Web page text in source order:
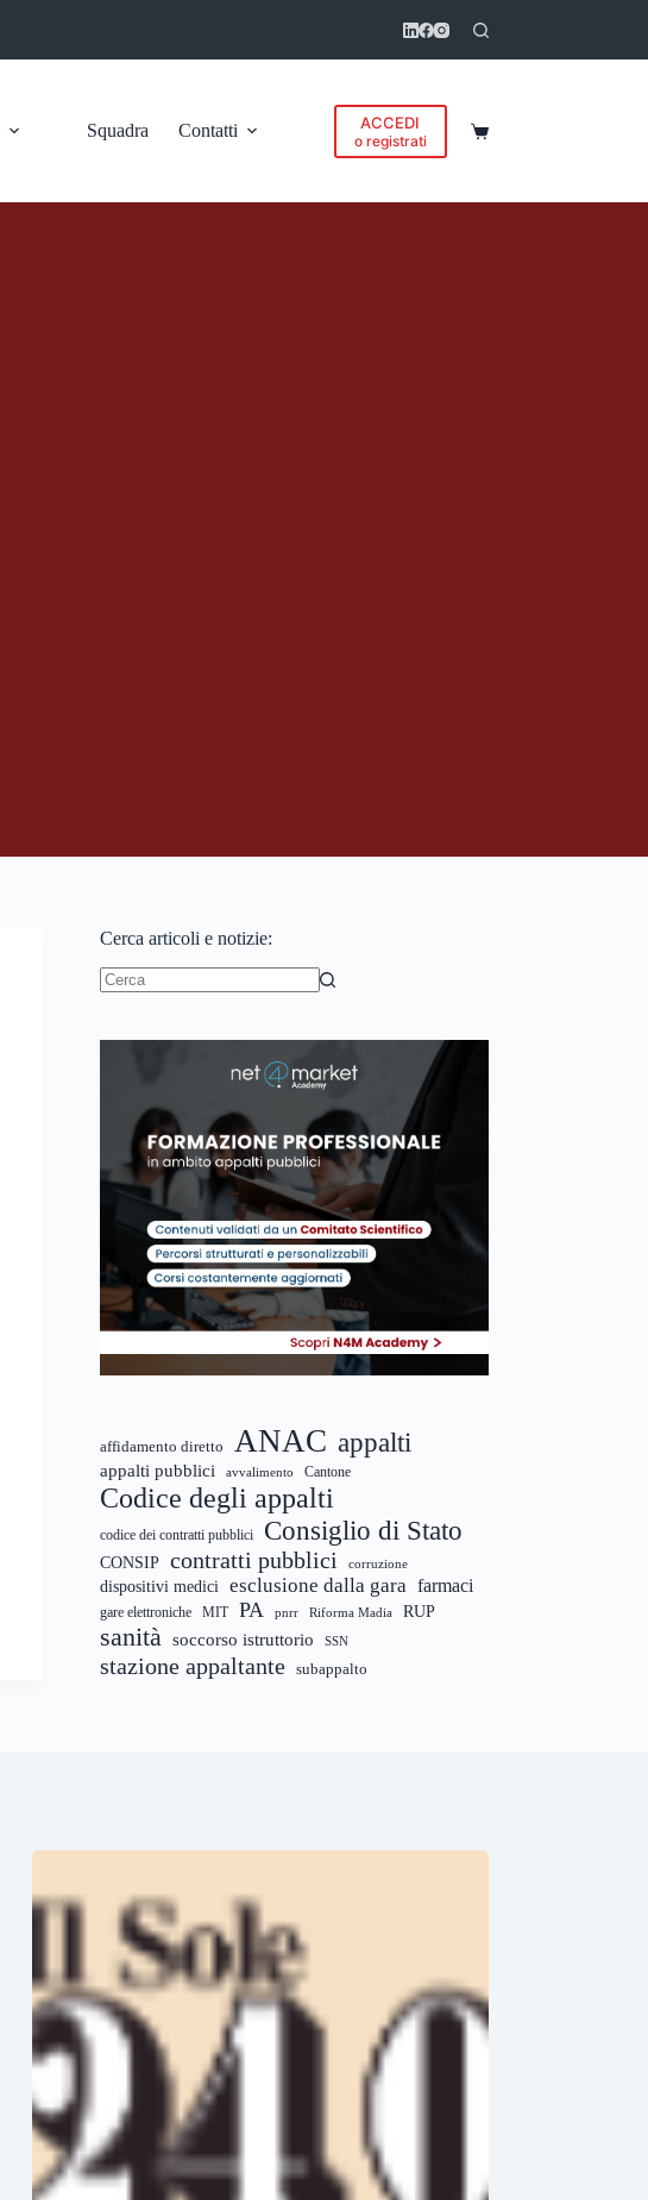
Squadra Contatti ACCEDI
o registrati Carrello
Cerca articoli e notizie:
affidamento diretto ANAC appalti
appalti pubblici avvalimento Cantone
Codice degli appalti
codice dei contratti pubblici Consiglio di Stato
CONSIP contratti pubblici corruzione
dispositivi medici esclusione dalla gara farmaci
gare elettroniche MIT PA pnrr Riforma Madia RUP
sanità soccorso istruttorio SSN
stazione appaltante subappalto